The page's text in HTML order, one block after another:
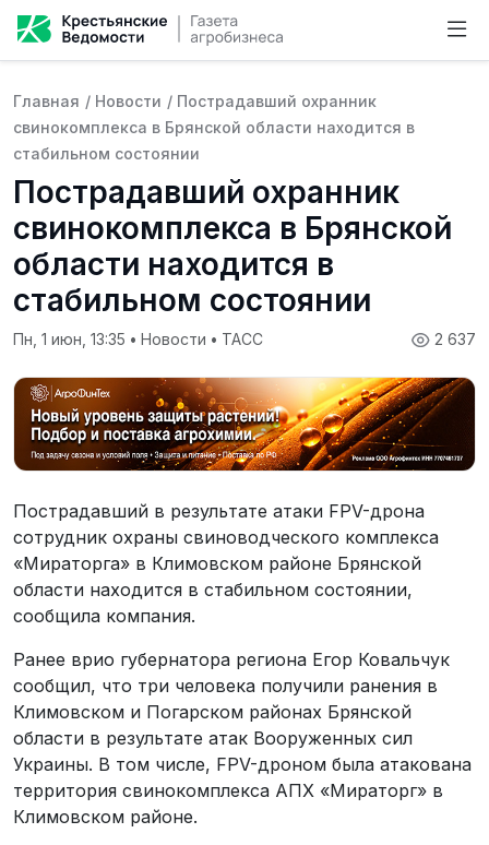
Главная / Новости / Пострадавший охранник
свинокомплекса в Брянской области находится в
стабильном состоянии
Пострадавший охранник
свинокомплекса в Брянской
области находится в
стабильном состоянии
2 637
Пн, 1 июн, 13:35 • Новости • ТАСС
Пострадавший в результате атаки FPV-дрона
сотрудник охраны свиноводческого комплекса
«Мираторга» в Климовском районе Брянской
области находится в стабильном состоянии,
сообщила компания.
Ранее врио губернатора региона Егор Ковальчук
сообщил, что три человека получили ранения в
Климовском и Погарском районах Брянской
области в результате атак Вооруженных сил
Украины. В том числе, FPV-дроном была атакована
территория свинокомплекса АПХ «Мираторг» в
Климовском районе.